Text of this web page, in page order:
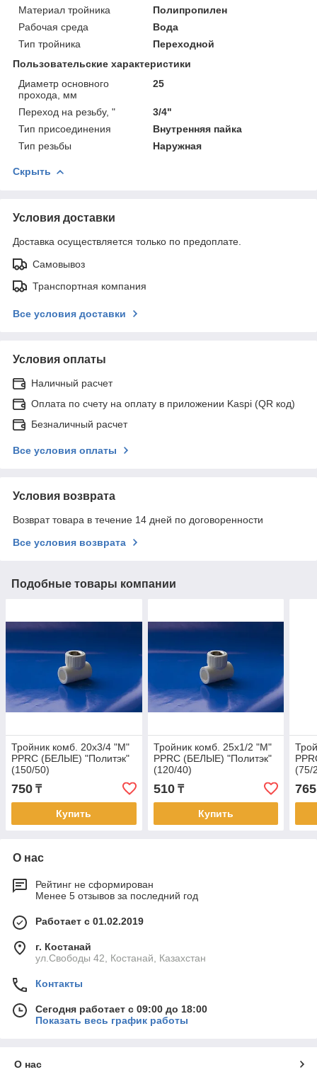
Материал тройника
Полипропилен
Рабочая среда
Вода
Тип тройника
Переходной
Пользовательские характеристики
Диаметр основного
прохода, мм
25
Переход на резьбу, "
3/4"
Тип присоединения
Внутренняя пайка
Тип резьбы
Наружная
Скрыть
Условия доставки
Доставка осуществляется только по предоплате.
Самовывоз
Транспортная компания
Все условия доставки
Условия оплаты
Наличный расчет
Оплата по счету на оплату в приложении Kaspi (QR код)
Безналичный расчет
Все условия оплаты
Условия возврата
Возврат товара в течение 14 дней по договоренности
Все условия возврата
Подобные товары компании
Тройник комб. 20х3/4 "М"
PPRC (БЕЛЫЕ) "Политэк"
(150/50)
750 ₸
Купить
Тройник комб. 25х1/2 "М"
PPRC (БЕЛЫЕ) "Политэк"
(120/40)
510₸
Купить
(75/
765
О нас
Рейтинг не сформирован
Менее 5 отзывов за последний год
Работает с 01.02.2019
г. Костанай
ул.Свободы 42, Костанай, Казахстан
Контакты
Сегодня работает с 09:00 до 18:00
Показать весь график работы
О нас